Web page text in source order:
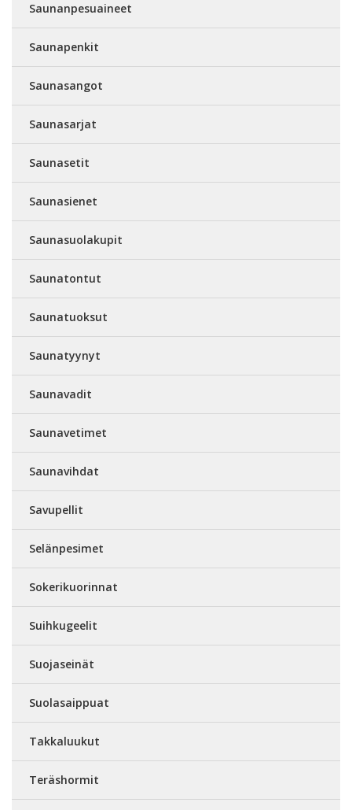
Saunanpesuaineet
Saunapenkit
Saunasangot
Saunasarjat
Saunasetit
Saunasienet
Saunasuolakupit
Saunatontut
Saunatuoksut
Saunatyynyt
Saunavadit
Saunavetimet
Saunavihdat
Savupellit
Selänpesimet
Sokerikuorinnat
Suihkugeelit
Suojaseinät
Suolasaippuat
Takkaluukut
Teräshormit